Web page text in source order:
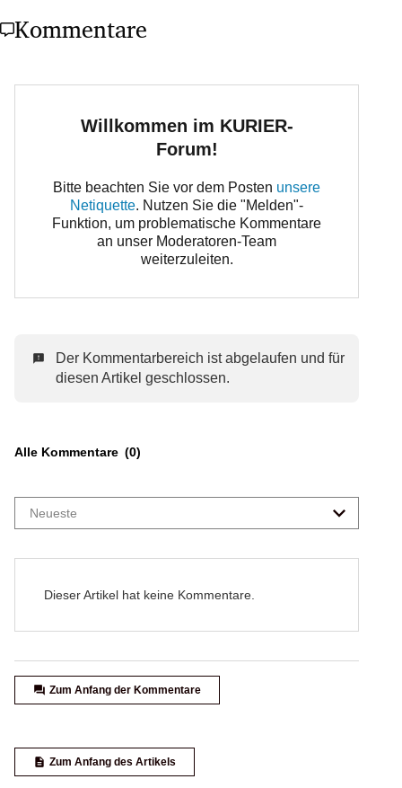
Kommentare